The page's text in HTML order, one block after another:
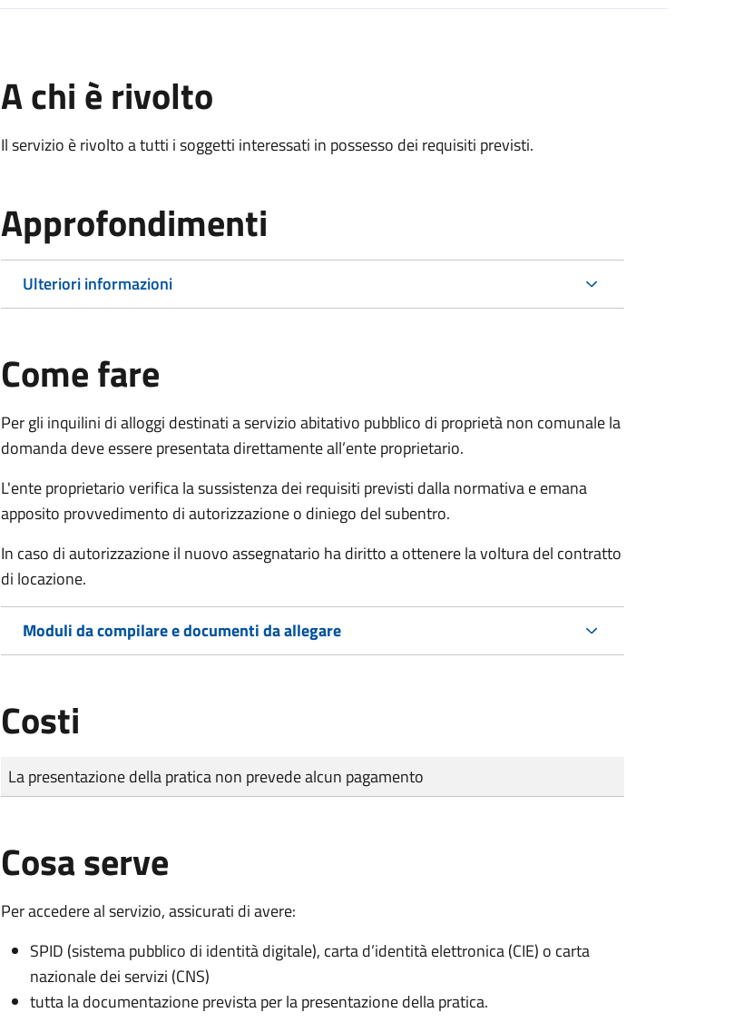
A chi è rivolto
Il servizio è rivolto a tutti i soggetti interessati in possesso dei requisiti previsti.
Approfondimenti
Ulteriori informazioni
Come fare
Per gli inquilini di alloggi destinati a servizio abitativo pubblico di proprietà non comunale la
domanda deve essere presentata direttamente all’ente proprietario.
L'ente proprietario verifica la sussistenza dei requisiti previsti dalla normativa e emana
apposito provvedimento di autorizzazione o diniego del subentro.
In caso di autorizzazione il nuovo assegnatario ha diritto a ottenere la voltura del contratto
di locazione.
Moduli da compilare e documenti da allegare
Costi
Tipo di pagamento
Importo
La presentazione della pratica non prevede alcun pagamento
Cosa serve
Per accedere al servizio, assicurati di avere:
SPID (sistema pubblico di identità digitale), carta d’identità elettronica (CIE) o carta
nazionale dei servizi (CNS)
tutta la documentazione prevista per la presentazione della pratica.